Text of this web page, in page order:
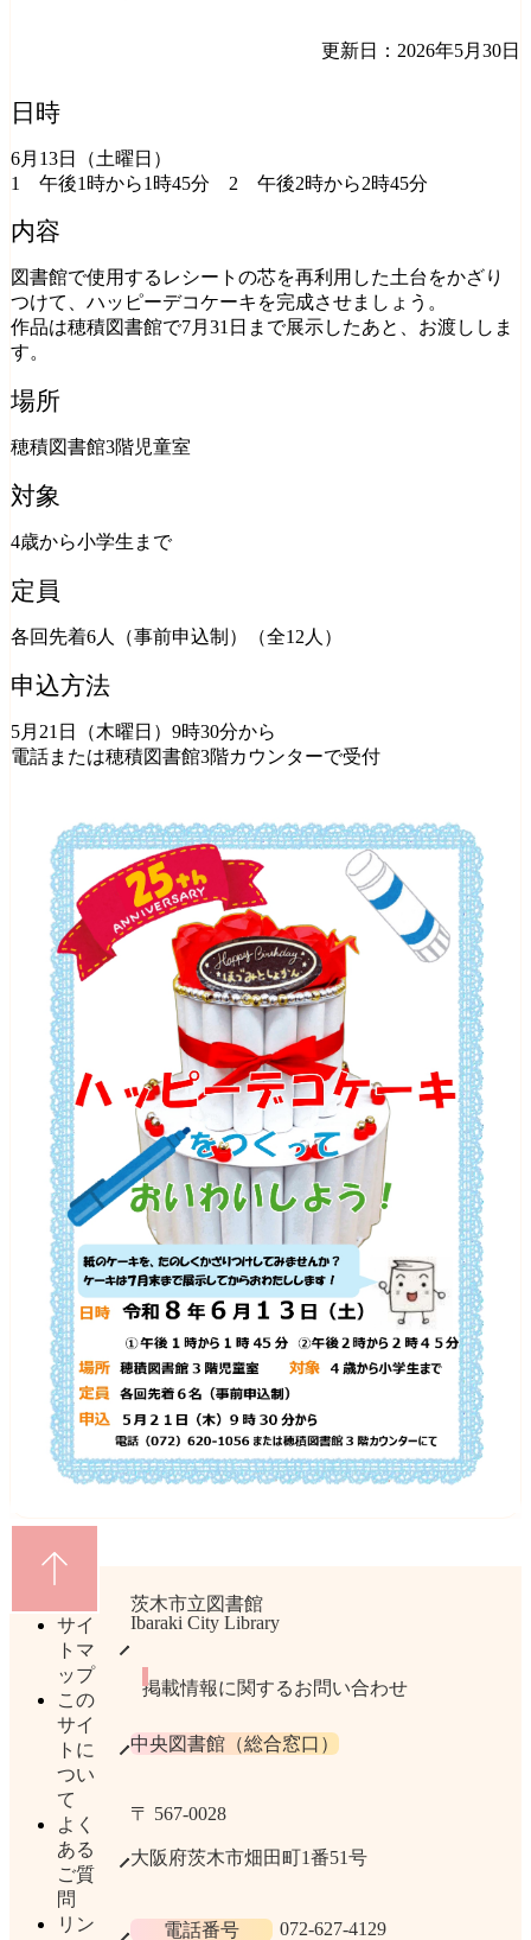
更新日：2026年5月30日
日時
6月13日（土曜日）
1 午後1時から1時45分 2 午後2時から2時45分
内容
図書館で使用するレシートの芯を再利用した土台をかざり
つけて、ハッピーデコケーキを完成させましょう。
作品は穂積図書館で7月31日まで展示したあと、お渡ししま
す。
場所
穂積図書館3階児童室
対象
4歳から小学生まで
定員
各回先着6人（事前申込制）（全12人）
申込方法
5月21日（木曜日）9時30分から
電話または穂積図書館3階カウンターで受付
サイ
トマ
ップ
この
サイ
トに
つい
て
よく
ある
ご質
問
リン
茨木市立図書館
Ibaraki City Library
掲載情報に関するお問い合わせ
中央図書館（総合窓口）
〒 567​-​0028
大阪府茨木市畑田町1番51号
電話番号 072-627-4129